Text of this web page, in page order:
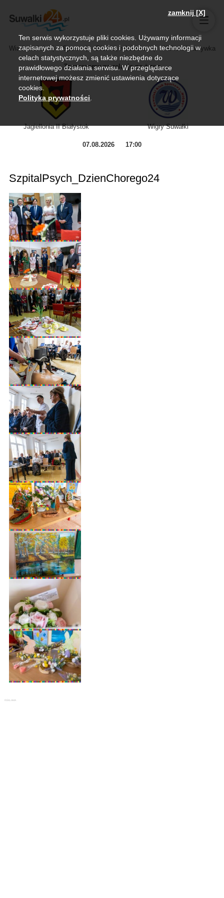
Wiadomości Sport Biznes, rolnictwo Kultura i rozrywka
Zapraszamy na relację na żywo
Jagiellonia II Białystok Wigry Suwałki
07.08.2026 17:00
SzpitalPsych_DzienChorego24
zamknij [X]
Ten serwis wykorzystuje pliki cookies. Używamy informacji
zapisanych za pomocą cookies i podobnych technologii w
celach statystycznych, są także niezbędne do
prawidłowego działania serwisu. W przeglądarce
internetowej możesz zmienić ustawienia dotyczące
cookies.
Polityka prywatności